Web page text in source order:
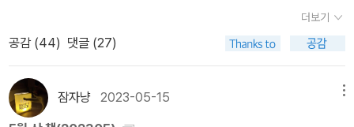
법칙(유혹)이 나에게 침투하지 못하도록 내부에서 투쟁하는 것” 이것
이 진보가 아닐까. 글쓰기에서도 타협하지 않는 것, 살짝 포기하거나
자신을 속이지 않는 글쓰기를 해야 한다. 탈식민은 포스트모던과도
맥락상 통한다. 근대는 자유주의(개인의 선택/동의/계약으로 이루어
자리다. 구입한 책 아니면 안 읽었을 분위기다. 정희진쌤이 극찬하셔
서 구입했는데, 아, 진짜 제 스타일이 아니네요. 당최 무슨 말인지 모
르겠어요. 참고도서나 기타 등등 자료 가지고 계셔서 뭐든지 가르쳐
주실 분, 연락 바랍니다! (이 문장 쓸 동안에는 마음 속에 건수하님 두
고 있음^^) <전체주의의 기원>은 밤에 20쪽씩 읽는데 이러다 언제
히비스커스> 아디치에 작가 소설은 한번도 읽어보지 않아서 대표작
구매.박스 왼쪽 두껍고 재미없어 보이는(내 기준으로^^) <노자> <당
권이 아니라 29권이다? 남편에게 맡겨놓았더니 1권 빼먹었다. 9번,
무려 아인슈타인님의 상대성 이론을!!!이번 달 또 책 구매 폭발했다. 5
월은 항상~
만들어낸 겉절이.맛있게 먹었지만 어쩐지 가슴 아픈건 왜죠? 먹으려
고 키웠는데 먹자니 가슴 아파. 흑. 인간의 모순 ㅠㅠ금요일 저녁엔 고
수 따서 똠양꿍도 끓여 먹었다. 고수 물로 헹구는데 향 어쩔 …아무튼
지난 주에 책을 샀다. 많이 샀다. 아니 글쎄, 투비 이벤트로 적립금이
엄청 들어온거다. 꺄울. 너무 좋잖아요? 그러면 그 적립금으로만 책
더보기
공감 (44) 댓글 (27)
잠자냥 2023-05-15